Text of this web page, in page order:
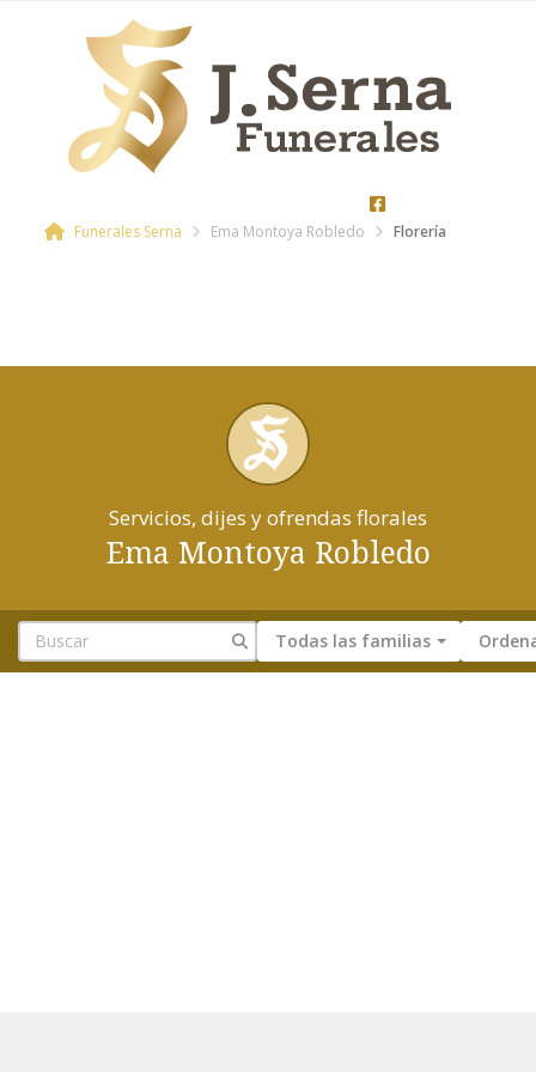
Funerales Serna Ema Montoya Robledo Florería
Servicios, dijes y ofrendas florales
Ema Montoya Robledo
Todas las familias